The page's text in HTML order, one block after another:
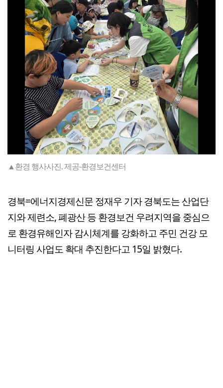
▲환경 행사사진. 제공-환경보건센터
경북=에너지경제신문 정재우 기자 경북도는 산업단
지와 제련소, 폐광산 등 환경보건 우려지역을 중심으
로 환경유해인자 감시체계를 강화하고 주민 건강 모
니터링 사업도 확대 추진한다고 15일 밝혔다.